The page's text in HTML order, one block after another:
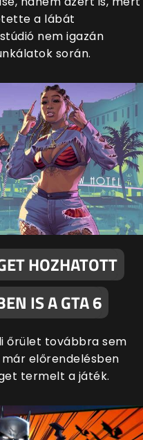
a lábát
nem igazán
során.
HOZHATOTT
IS A GTA 6
őrület továbbra sem
előrendelésben
termelt a játék.